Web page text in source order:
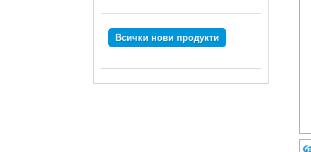
Всички нови продукти